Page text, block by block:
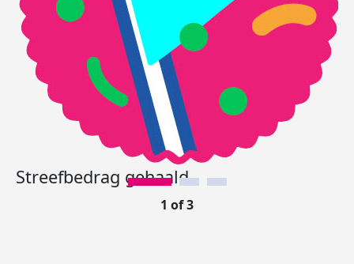
Streefbedrag gehaald.
1 of 3